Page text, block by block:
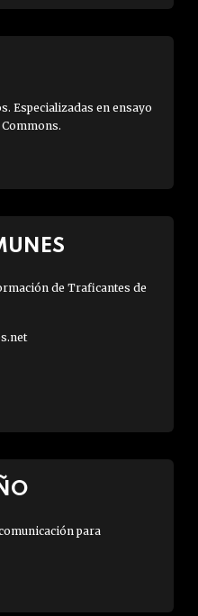
Especializadas en ensayo
de Traficantes de
para